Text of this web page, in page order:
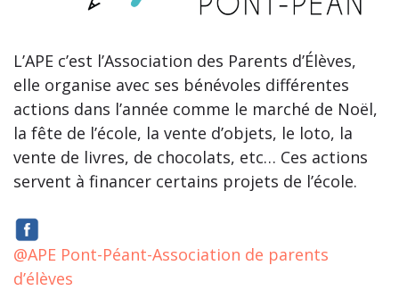
L’APE c’est l’Association des Parents d’Élèves,
elle organise avec ses bénévoles différentes
actions dans l’année comme le marché de Noël,
la fête de l’école, la vente d’objets, le loto, la
vente de livres, de chocolats, etc… Ces actions
servent à financer certains projets de l’école.
@APE Pont-Péant-Association de parents
d’élèves